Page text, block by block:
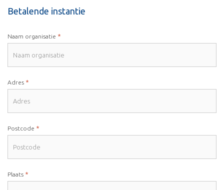
Betalende instantie
Naam organisatie *
Adres *
Postcode *
Plaats *